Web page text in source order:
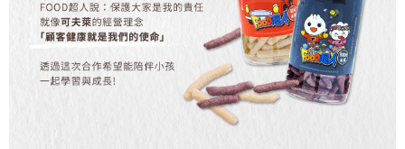
時審查核予不同之上限額度；若仍有額度不足之情形，本公司將視審查結果
請求用戶進行身份認證。
５．嚴禁一人註冊多個帳號或使用他人資訊註冊。若發現惡意使用之情形，
恩沛科技股份有限公司將有權停止該用戶之使用額度並採取法律行動。